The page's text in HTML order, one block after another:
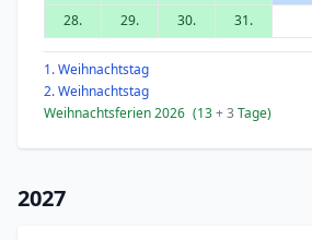
28.
29. 30. 31.
1. Weihnachtstag
2. Weihnachtstag
Weihnachtsferien 2026 (13+ 3 Tage)
2027